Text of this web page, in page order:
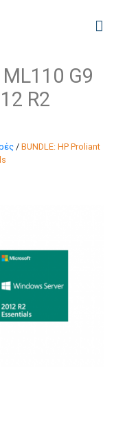
G9
R2
/ BUNDLE: HP Proliant